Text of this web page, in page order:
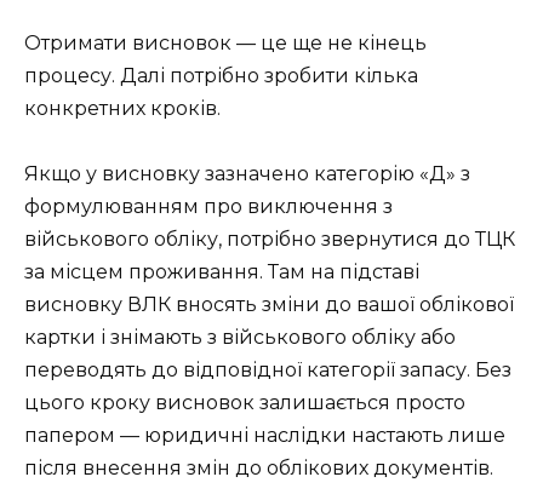
Отримати висновок — це ще не кінець
процесу. Далі потрібно зробити кілька
конкретних кроків.
Якщо у висновку зазначено категорію «Д» з
формулюванням про виключення з
військового обліку, потрібно звернутися до ТЦК
за місцем проживання. Там на підставі
висновку ВЛК вносять зміни до вашої облікової
картки і знімають з військового обліку або
переводять до відповідної категорії запасу. Без
цього кроку висновок залишається просто
папером — юридичні наслідки настають лише
після внесення змін до облікових документів.